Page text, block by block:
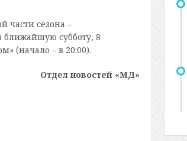
части сезона –
ближайшую субботу, 8
(начало – в 20:00).
Отдел новостей «МД»